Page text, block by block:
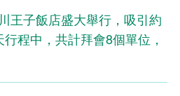
王子飯店盛大舉行，吸引約
程中，共計拜會8個單位，